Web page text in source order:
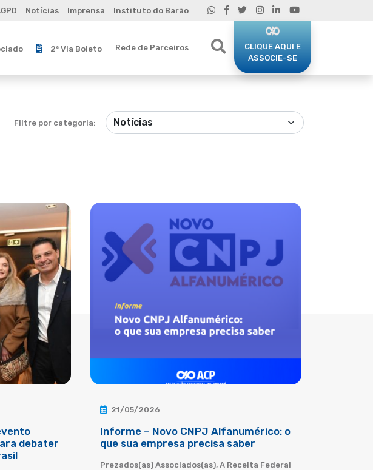
Notícias Imprensa Instituto do Barão
2ª Via Boleto Rede de Parceiros
CLIQUE AQUI E
ASSOCIE-SE
Filtre por categoria:
debater
21/05/2026
Informe – Novo CNPJ Alfanumérico: o
que sua empresa precisa saber
Prezados(as) Associados(as), A Receita Federal